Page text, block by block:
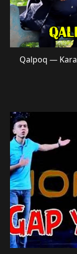
Qalpoq —